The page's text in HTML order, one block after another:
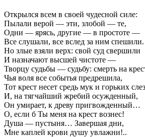
Открылся всем в своей чудесной силе:
Пылали верой — эти, злобой — те,
Одни — ярясь, другие — в простоте —
Все слушали, все вслед за ним спешили.
Но злые взяли верх: свой суд свершили
И назначают высшей чистоте —
Творцу судьбы — судьбу: смерть на
Чья воля все событья предрешила,
Тот крест несет средь мук и горьких
И, на тягчайший жребий осужденный,
Он умирает, к древу пригвожденный…
О, если б Ты меня на крест вознес!
Душа — пустыня… Завершая дни,
Мне каплей крови душу увлажни!..